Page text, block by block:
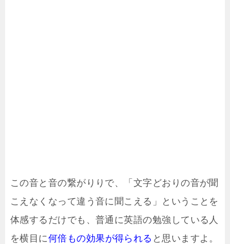
この音と音の繋がりりで、「文字どおりの音が聞
こえなくなって違う音に聞こえる」ということを
体感するだけでも、普通に英語の勉強している人
を横目に何倍もの効果が得られる と思いますよ。